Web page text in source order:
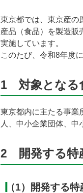
東京都では、東京産の
産品（食品）を製造販
実施しています。
このたび、令和8年度
1 対象となる
東京都内に主たる事業
人、中小企業団体、
2 開発する特
（1）開発する特